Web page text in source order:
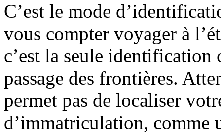
C’est le mode
vous compter voyager à
c’est la seule
passage des frontières.
permet pas de localiser
d’immatriculation, comme